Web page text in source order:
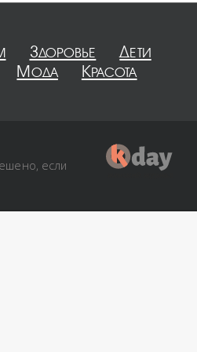
Здоровье
Дети
Мода Красота
если